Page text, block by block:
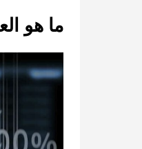
ما هو